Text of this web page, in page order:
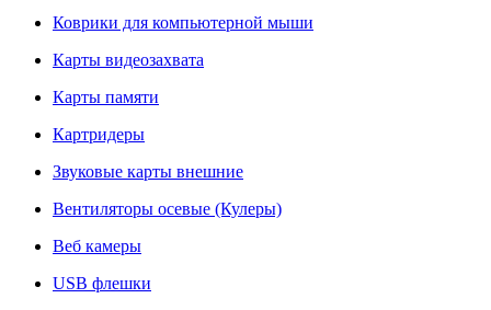
Коврики для компьютерной мыши
Карты видеозахвата
Карты памяти
Картридеры
Звуковые карты внешние
Вентиляторы осевые (Кулеры)
Веб камеры
USB флешки